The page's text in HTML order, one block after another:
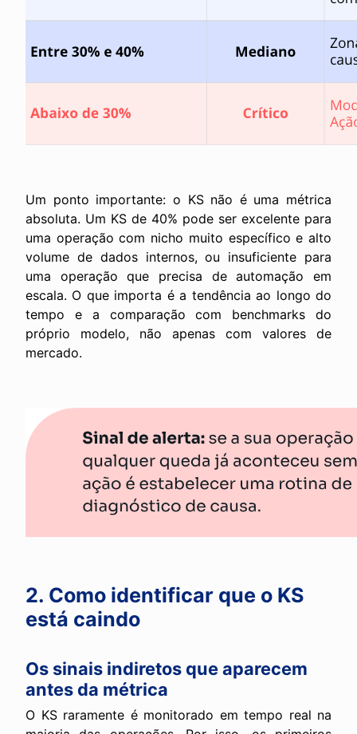
Um ponto importante: o KS não é uma métrica
absoluta. Um KS de 40% pode ser excelente para
uma operação com nicho muito específico e alto
volume de dados internos, ou insuficiente para
uma operação que precisa de automação em
escala. O que importa é a tendência ao longo do
tempo e a comparação com benchmarks do
próprio modelo, não apenas com valores de
mercado.
2. Como identificar que o KS
está caindo
Os sinais indiretos que aparecem
antes da métrica
O KS raramente é monitorado em tempo real na